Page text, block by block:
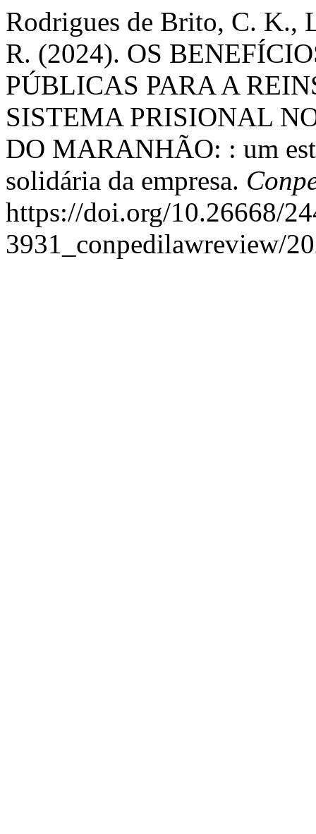
Rodrigues de Brito, C. K.,
R. (2024). OS
PÚBLICAS PARA A
SISTEMA PRISIONAL
DO MARANHÃO: : um
solidária da empresa.
https://doi.org/10.26668/
3931_conpedilawreview/